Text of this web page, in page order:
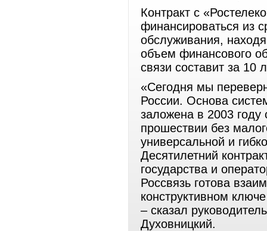
Контракт с
финансироваться из
обслуживания,
объем финансового
связи составит за 10
«Сегодня мы
России. Основа
заложена в 2003 году
прошествии без
универсальной и
Десятилетний
государства и
Россвязь готова
конструктивном
– сказал
Духовницкий.